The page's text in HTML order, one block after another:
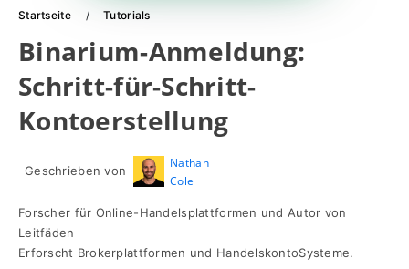
Startseite Tutorials
Binarium-Anmeldung:
Schritt-für-Schritt-
Kontoerstellung
Geschrieben von
Nathan
Cole
Forscher für Online-Handelsplattformen und Autor von
Leitfäden
Erforscht Brokerplattformen und HandelskontoSysteme.